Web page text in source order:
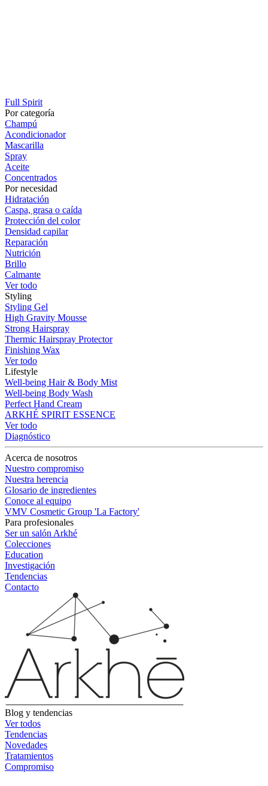
Full Spirit
Por categoría
Champú
Acondicionador
Mascarilla
Spray
Aceite
Concentrados
Por necesidad
Hidratación
Caspa, grasa o caída
Protección del color
Densidad capilar
Reparación
Nutrición
Brillo
Calmante
Ver todo
Styling
Styling Gel
High Gravity Mousse
Strong Hairspray
Thermic Hairspray Protector
Finishing Wax
Ver todo
Lifestyle
Well-being Hair & Body Mist
Well-being Body Wash
Perfect Hand Cream
ARKHÉ SPIRIT ESSENCE
Ver todo
Diagnóstico
Acerca de nosotros
Nuestro compromiso
Nuestra herencia
Glosario de ingredientes
Conoce al equipo
VMV Cosmetic Group 'La Factory'
Para profesionales
Ser un salón Arkhé
Colecciones
Education
Investigación
Tendencias
Contacto
Blog y tendencias
Ver todos
Tendencias
Novedades
Tratamientos
Compromiso